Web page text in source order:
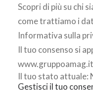
Scopri di più su chi
come trattiamo i
Informativa sulla
Il tuo consenso si
www.gruppoamag.it
Il tuo stato attuale:
Gestisci il tuo